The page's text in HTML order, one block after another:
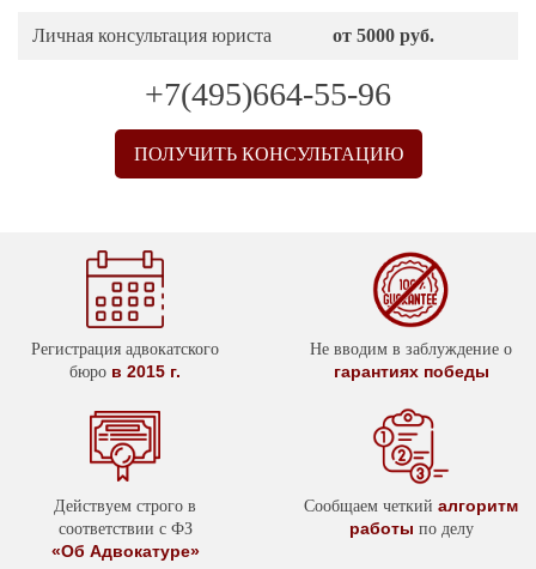
Личная консультация юриста от 5000 руб.
+7(495)664-55-96
ПОЛУЧИТЬ КОНСУЛЬТАЦИЮ
Регистрация адвокатского
бюро в 2015 г.
Не вводим в заблуждение о
гарантиях победы
Действуем строго в
соответствии с ФЗ
«Об Адвокатуре»
Сообщаем четкий алгоритм
работы по делу